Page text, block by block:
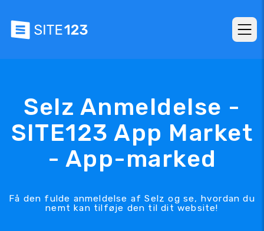
Selz Anmeldelse -
SITE123 App Market
- App-marked
Få den fulde anmeldelse af Selz og se, hvordan du
nemt kan tilføje den til dit website!